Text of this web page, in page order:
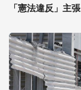
「憲法違反」主張